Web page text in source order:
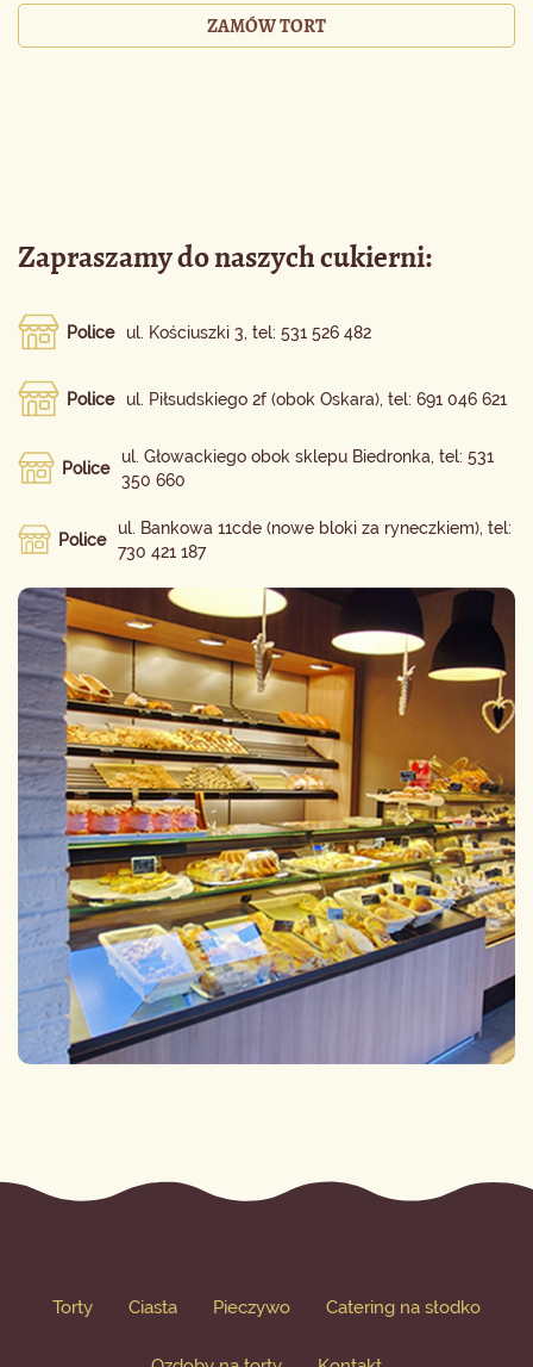
ZAMÓW TORT
Zapraszamy do naszych cukierni:
Police ul. Kościuszki 3, tel: 531 526 482
Police ul. Piłsudskiego 2f (obok Oskara), tel: 691 046 621
Police
ul. Głowackiego obok sklepu Biedronka, tel: 531
350 660
Police
ul. Bankowa 11cde (nowe bloki za ryneczkiem), tel:
730 421 187
Torty Ciasta Pieczywo Catering na słodko